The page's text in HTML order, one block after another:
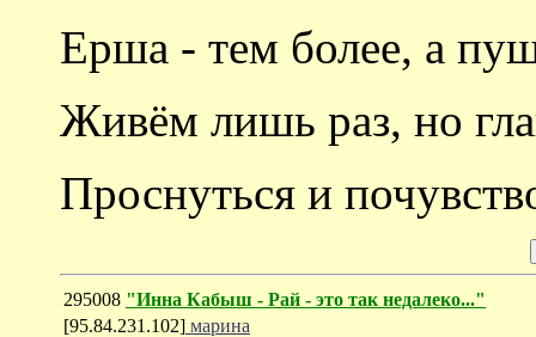
Ерша - тем более, а
Живём лишь раз, но
Проснуться и
295008 "Инна Кабыш - Рай - это так недалеко..."
[95.84.231.102] марина